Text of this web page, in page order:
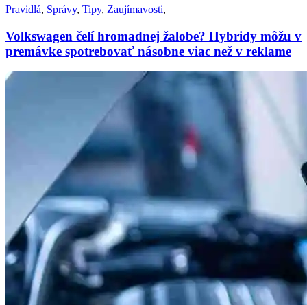
Pravidlá, Správy, Tipy, Zaujímavosti,
Volkswagen čelí hromadnej žalobe? Hybridy môžu v
premávke spotrebovať násobne viac než v reklame